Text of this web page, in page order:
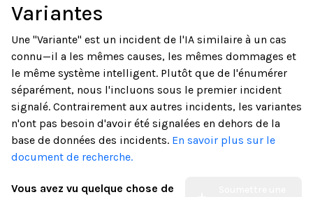
Variantes
Une "Variante" est un incident de l'IA similaire à un cas
connu—il a les mêmes causes, les mêmes dommages et
le même système intelligent. Plutôt que de l'énumérer
séparément, nous l'incluons sous le premier incident
signalé. Contrairement aux autres incidents, les variantes
n'ont pas besoin d'avoir été signalées en dehors de la
base de données des incidents. En savoir plus sur le
document de recherche.
Vous avez vu quelque chose de